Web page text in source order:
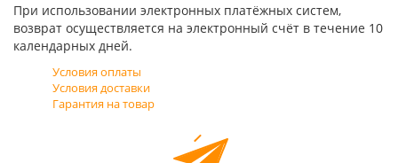
При использовании электронных платёжных систем,
возврат осуществляется на электронный счёт в течение 10
календарных дней.
Условия оплаты
Условия доставки
Гарантия на товар